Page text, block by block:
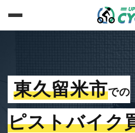
東久留米市での
ピストバイク